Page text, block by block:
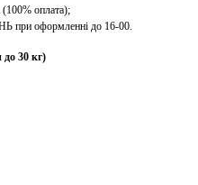
(100% оплата);
при оформленні до 16-00.
30 кг)